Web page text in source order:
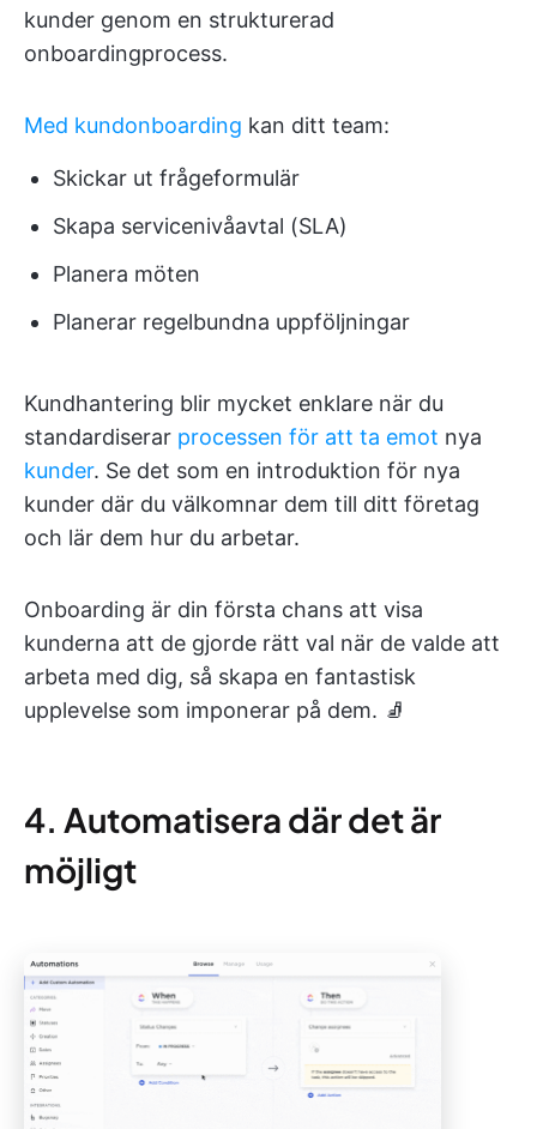
kunder genom en strukturerad
onboardingprocess.
Med kundonboarding kan ditt team:
Skickar ut frågeformulär
Skapa servicenivåavtal (SLA)
Planera möten
Planerar regelbundna uppföljningar
Kundhantering blir mycket enklare när du
standardiserar processen för att ta emot nya
kunder. Se det som en introduktion för nya
kunder där du välkomnar dem till ditt företag
och lär dem hur du arbetar.
Onboarding är din första chans att visa
kunderna att de gjorde rätt val när de valde att
arbeta med dig, så skapa en fantastisk
upplevelse som imponerar på dem. 🧦
4. Automatisera där det är
möjligt